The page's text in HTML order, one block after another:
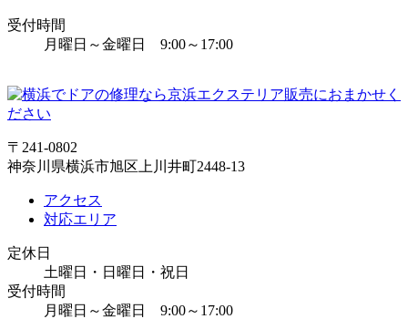
受付時間
月曜日～金曜日 9:00～17:00
〒241-0802
神奈川県横浜市旭区上川井町2448-13
アクセス
対応エリア
定休日
土曜日・日曜日・祝日
受付時間
月曜日～金曜日 9:00～17:00